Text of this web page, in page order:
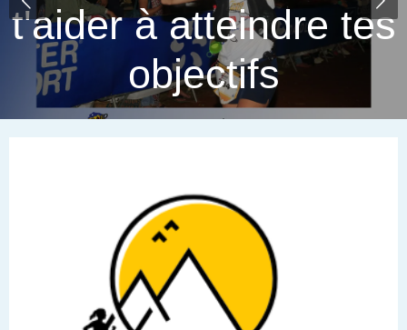
t'aider à atteindre tes
objectifs